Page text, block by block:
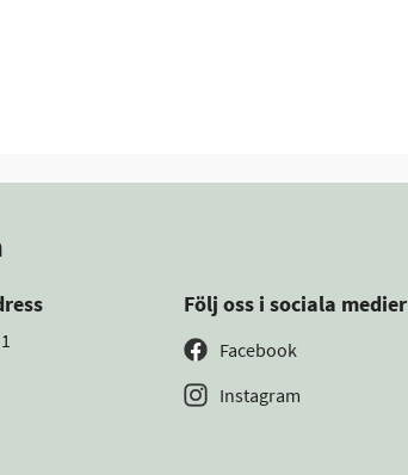
Följ oss i sociala medier
Facebook
Instagram